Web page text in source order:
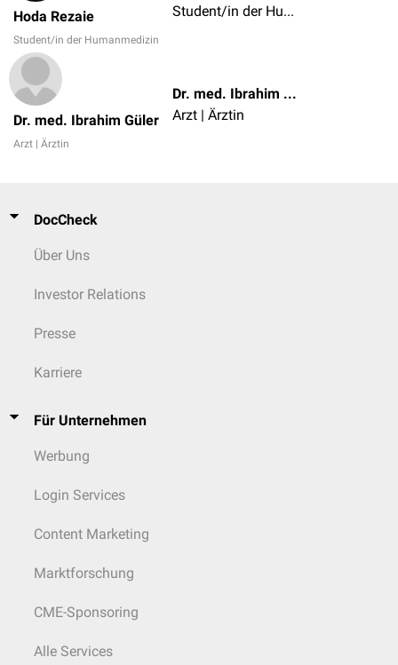
Hoda Rezaie
Student/in der Humanmedizin
Student/in der Humanmedizin
Dr. med. Ibrahim Güler
Arzt | Ärztin
Dr. med. Ibrahim Güler
Arzt | Ärztin
DocCheck
Über Uns
Investor Relations
Presse
Karriere
Für Unternehmen
Werbung
Login Services
Content Marketing
Marktforschung
CME-Sponsoring
Alle Services